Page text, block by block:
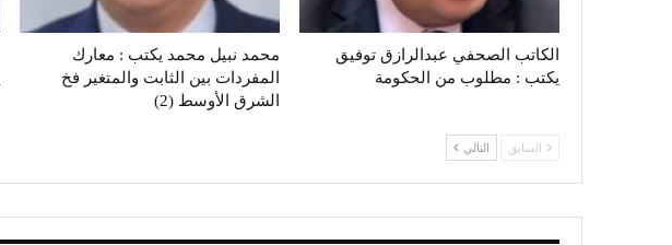
الكاتب الصحفي عبدالرازق توفيق
يكتب : مطلوب من الحكومة
محمد نبيل محمد يكتب : معارك
المفردات بين الثابت والمتغير فخ
الشرق الأوسط (2)
السابق التالي